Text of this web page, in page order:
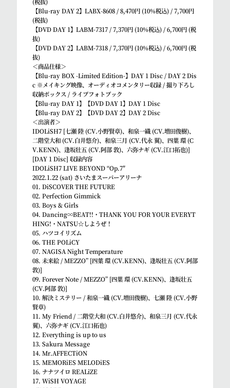
【Blu-ray DAY 2】LABX-8608 / 8,470円 (10%税込) / 7,700円
(税抜)
【DVD DAY 1】LABM-7317 / 7,370円 (10%税込) / 6,700円 (税
抜)
【DVD DAY 2】LABM-7318 / 7,370円 (10%税込) / 6,700円 (税
抜)
＜商品仕様＞
【Blu-ray BOX -Limited Edition-】DAY 1 Disc / DAY 2 Dis
c ※メイキング映像、オーディオコメンタリー収録 / 撮り下ろし
収納ボックス / ライブフォトブック
【Blu-ray DAY 1】【DVD DAY 1】DAY 1 Disc
【Blu-ray DAY 2】【DVD DAY 2】DAY 2 Disc
＜出演者＞
IDOLiSH7 [七瀬 陸 (CV.小野賢章)、和泉一織 (CV.増田俊樹)、
二階堂大和 (CV.白井悠介)、和泉三月 (CV.代永 翼)、四葉 環 (C
V.KENN)、逢坂壮五 (CV.阿部 敦)、六弥ナギ (CV.江口拓也)]
[DAY 1 Disc] 収録内容
IDOLiSH7 LIVE BEYOND “Op.7″
2022.1.22 (sat) さいたまスーパーアリーナ
01. DiSCOVER THE FUTURE
02. Perfection Gimmick
03. Boys & Girls
04. Dancing∞BEAT!!・THANK YOU FOR YOUR EVERYT
HING!・NATSU☆しようぜ！
05. ハツコイリズム
06. THE POLiCY
07. NAGISA Night Temperature
08. 未来絵 / MEZZO” [四葉 環 (CV.KENN)、逢坂壮五 (CV.阿部
敦)]
09. Forever Note / MEZZO” [四葉 環 (CV.KENN)、逢坂壮五
(CV.阿部 敦)]
10. 解決ミステリー / 和泉一織 (CV.増田俊樹)、七瀬 陸 (CV.小野
賢章)
11. My Friend / 二階堂大和 (CV.白井悠介)、和泉三月 (CV.代永
翼)、六弥ナギ (CV.江口拓也)
12. Everything is up to us
13. Sakura Message
14. Mr.AFFECTiON
15. MEMORiES MELODiES
16. ナナツイロ REALiZE
17. WiSH VOYAGE